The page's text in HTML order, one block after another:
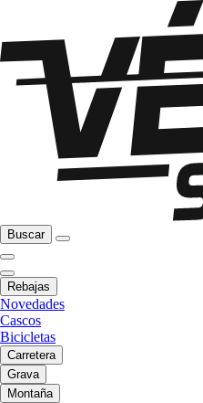
Buscar
Rebajas
Novedades
Cascos
Bicicletas
Carretera
Grava
Montaña